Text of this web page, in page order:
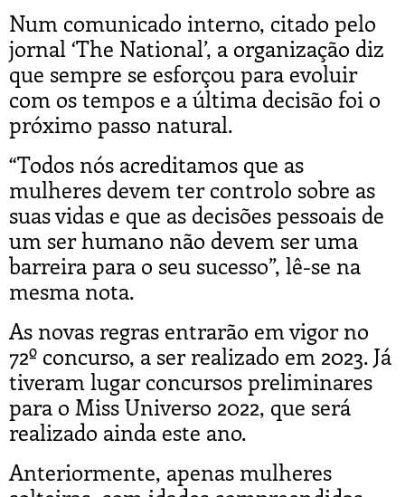
Num comunicado interno, citado pelo
jornal ‘The National’, a organização diz
que sempre se esforçou para evoluir
com os tempos e a última decisão foi o
próximo passo natural.
“Todos nós acreditamos que as
mulheres devem ter controlo sobre as
suas vidas e que as decisões pessoais de
um ser humano não devem ser uma
barreira para o seu sucesso”, lê-se na
mesma nota.
As novas regras entrarão em vigor no
72º concurso, a ser realizado em 2023. Já
tiveram lugar concursos preliminares
para o Miss Universo 2022, que será
realizado ainda este ano.
Anteriormente, apenas mulheres